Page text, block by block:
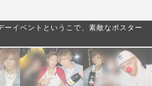
ーイベントというこで、素敵なポスター